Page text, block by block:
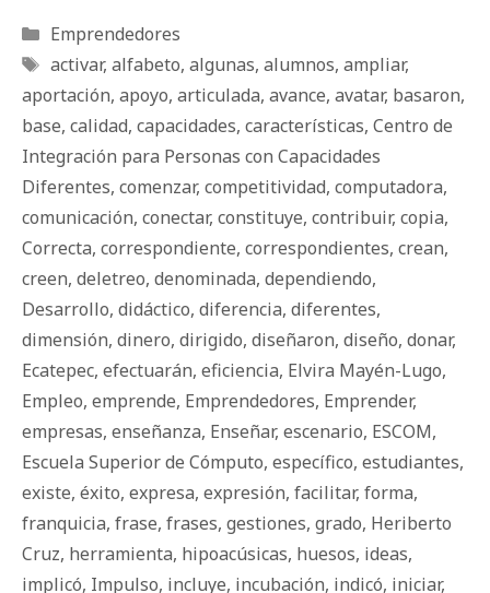
Categorías
Emprendedores
Etiquetas
activar, alfabeto, algunas, alumnos, ampliar,
aportación, apoyo, articulada, avance, avatar, basaron,
base, calidad, capacidades, características, Centro de
Integración para Personas con Capacidades
Diferentes, comenzar, competitividad, computadora,
comunicación, conectar, constituye, contribuir, copia,
Correcta, correspondiente, correspondientes, crean,
creen, deletreo, denominada, dependiendo,
Desarrollo, didáctico, diferencia, diferentes,
dimensión, dinero, dirigido, diseñaron, diseño, donar,
Ecatepec, efectuarán, eficiencia, Elvira Mayén-Lugo,
Empleo, emprende, Emprendedores, Emprender,
empresas, enseñanza, Enseñar, escenario, ESCOM,
Escuela Superior de Cómputo, específico, estudiantes,
existe, éxito, expresa, expresión, facilitar, forma,
franquicia, frase, frases, gestiones, grado, Heriberto
Cruz, herramienta, hipoacúsicas, huesos, ideas,
implicó, Impulso, incluye, incubación, indicó, iniciar,